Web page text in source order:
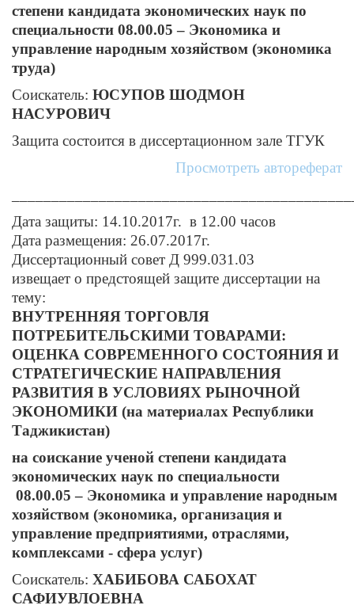
степени кандидата экономических наук по
специальности 08.00.05 – Экономика и
управление народным хозяйством (экономика
труда)
Соискатель: ЮСУПОВ ШОДМОН
НАСУРОВИЧ
Защита состоится в диссертационном зале ТГУК
Просмотреть автореферат
Дата защиты: 14.10.2017г. в 12.00 часов
Дата размещения: 26.07.2017г.
Диссертационный совет Д 999.031.03
извещает о предстоящей защите диссертации на
тему:
ВНУТРЕННЯЯ ТОРГОВЛЯ
ПОТРЕБИТЕЛЬСКИМИ ТОВАРАМИ:
ОЦЕНКА СОВРЕМЕННОГО СОСТОЯНИЯ И
СТРАТЕГИЧЕСКИЕ НАПРАВЛЕНИЯ
РАЗВИТИЯ В УСЛОВИЯХ РЫНОЧНОЙ
ЭКОНОМИКИ (на материалах Республики
Таджикистан)
на соискание ученой степени кандидата
экономических наук по специальности
08.00.05 – Экономика и управление народным
хозяйством (экономика, организация и
управление предприятиями, отраслями,
комплексами - сфера услуг)
Соискатель: ХАБИБОВА САБОХАТ
САФИУВЛОЕВНА